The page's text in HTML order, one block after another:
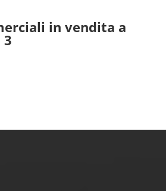
in vendita a
3